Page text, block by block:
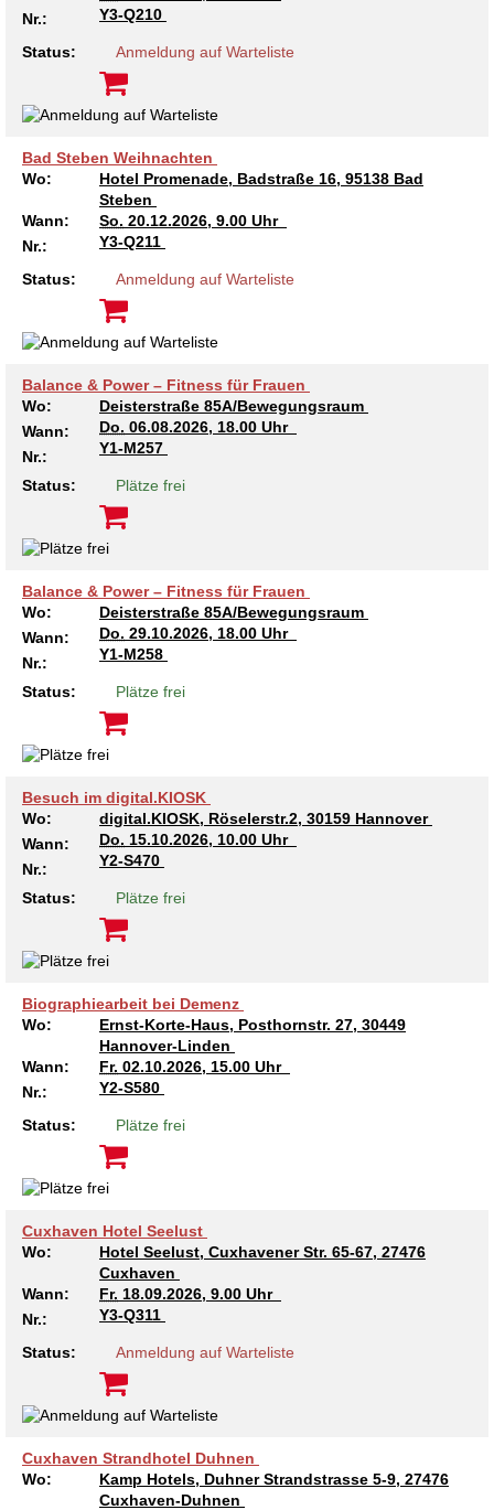
Nr.:
Y3-Q210
Status: Anmeldung auf Warteliste
Bad Steben Weihnachten
Wo:
Hotel Promenade, Badstraße 16, 95138 Bad
Steben
Wann:
So. 20.12.2026, 9.00 Uhr
Nr.:
Y3-Q211
Status: Anmeldung auf Warteliste
Balance & Power – Fitness für Frauen
Wo:
Deisterstraße 85A/Bewegungsraum
Wann:
Do. 06.08.2026, 18.00 Uhr
Nr.:
Y1-M257
Status: Plätze frei
Balance & Power – Fitness für Frauen
Wo:
Deisterstraße 85A/Bewegungsraum
Wann:
Do. 29.10.2026, 18.00 Uhr
Nr.:
Y1-M258
Status: Plätze frei
Besuch im digital.KIOSK
Wo:
digital.KIOSK, Röselerstr.2, 30159 Hannover
Wann:
Do. 15.10.2026, 10.00 Uhr
Nr.:
Y2-S470
Status: Plätze frei
Biographiearbeit bei Demenz
Wo:
Ernst-Korte-Haus, Posthornstr. 27, 30449
Hannover-Linden
Wann:
Fr. 02.10.2026, 15.00 Uhr
Nr.:
Y2-S580
Status: Plätze frei
Cuxhaven Hotel Seelust
Wo:
Hotel Seelust, Cuxhavener Str. 65-67, 27476
Cuxhaven
Wann:
Fr. 18.09.2026, 9.00 Uhr
Nr.:
Y3-Q311
Status: Anmeldung auf Warteliste
Cuxhaven Strandhotel Duhnen
Wo:
Kamp Hotels, Duhner Strandstrasse 5-9, 27476
Cuxhaven-Duhnen